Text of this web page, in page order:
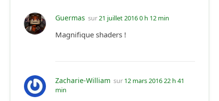
Guermas sur21 juillet 2016 0 h 12 min
Magnifique shaders !
Zacharie-William sur 12 mars 2016 22 h 41
min